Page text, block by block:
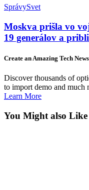
SprávySvet
Moskva prišla vo
19 generálov a
Create an Amazing Tech
Discover thousands of
to import demo and much
Learn More
You Might also Like